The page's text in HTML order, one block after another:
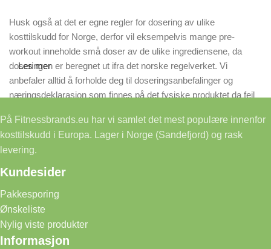
Husk også at det er egne regler for dosering av ulike
kosttilskudd for Norge, derfor vil eksempelvis mange pre-
workout inneholde små doser av de ulike ingrediensene, da
doseringen er beregnet ut ifra det norske regelverket. Vi
anbefaler alltid å forholde deg til doseringsanbefalinger og
næringsdeklarasjon som finnes på det fysiske produktet da feil
Les mer
På Fitnessbrands.eu har vi samlet det mest populære innenfor
kosttilskudd i Europa. Lager i Norge (Sandefjord) og rask
levering.
Kundesider
Pakkesporing
Ønskeliste
Nylig viste produkter
Informasjon